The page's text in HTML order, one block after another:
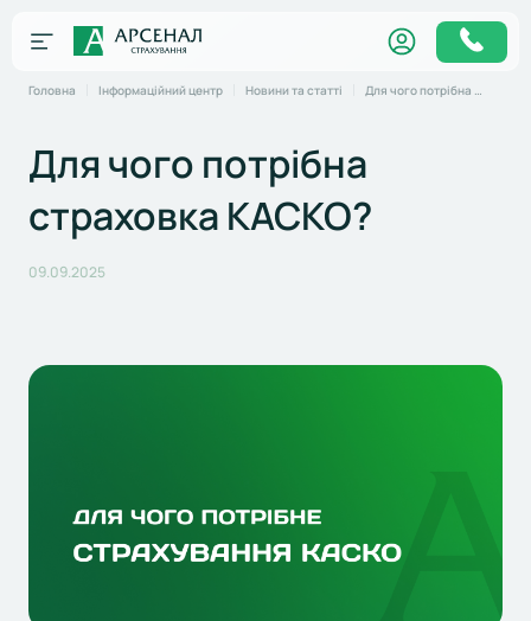
Головна Інформаційний центр Новини та статті Для чого потрібна страховка КАСКО?
Для чого потрібна
страховка КАСКО?
09.09.2025